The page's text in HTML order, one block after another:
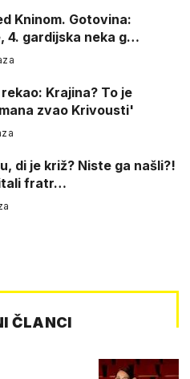
4. gardijska neka g…
Krajina? To je
zvao Krivousti'
di je križ? Niste ga našli?!
fratr…
ČLANCI